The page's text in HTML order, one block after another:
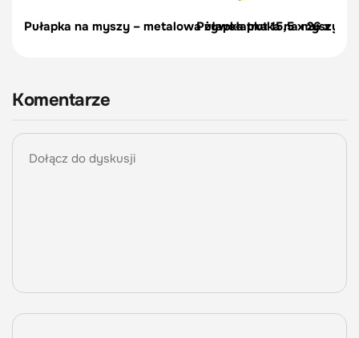
Pułapka na myszy – metalowa żywołapka 15,5 x 26 x 5
Pułapka trutka na myszy
Komentarze